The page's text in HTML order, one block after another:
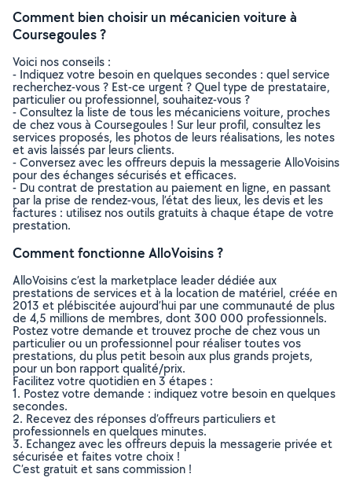
Comment bien choisir un mécanicien voiture à
Coursegoules ?
Voici nos conseils :
- Indiquez votre besoin en quelques secondes : quel service
recherchez-vous ? Est-ce urgent ? Quel type de prestataire,
particulier ou professionnel, souhaitez-vous ?
- Consultez la liste de tous les mécaniciens voiture, proches
de chez vous à Coursegoules ! Sur leur profil, consultez les
services proposés, les photos de leurs réalisations, les notes
et avis laissés par leurs clients.
- Conversez avec les offreurs depuis la messagerie AlloVoisins
pour des échanges sécurisés et efficaces.
- Du contrat de prestation au paiement en ligne, en passant
par la prise de rendez-vous, l’état des lieux, les devis et les
factures : utilisez nos outils gratuits à chaque étape de votre
prestation.
Comment fonctionne AlloVoisins ?
AlloVoisins c’est la marketplace leader dédiée aux
prestations de services et à la location de matériel, créée en
2013 et plébiscitée aujourd’hui par une communauté de plus
de 4,5 millions de membres, dont 300 000 professionnels.
Postez votre demande et trouvez proche de chez vous un
particulier ou un professionnel pour réaliser toutes vos
prestations, du plus petit besoin aux plus grands projets,
pour un bon rapport qualité/prix.
Facilitez votre quotidien en 3 étapes :
1. Postez votre demande : indiquez votre besoin en quelques
secondes.
2. Recevez des réponses d’offreurs particuliers et
professionnels en quelques minutes.
3. Echangez avec les offreurs depuis la messagerie privée et
sécurisée et faites votre choix !
C’est gratuit et sans commission !